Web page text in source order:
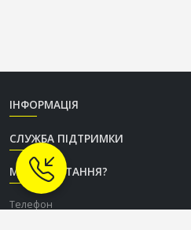
ІНФОРМАЦІЯ
СЛУЖБА ПІДТРИМКИ
МАЄТЕ ПИТАННЯ?
Телефон